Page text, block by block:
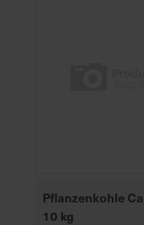
Pflanzenkohle
10 kg